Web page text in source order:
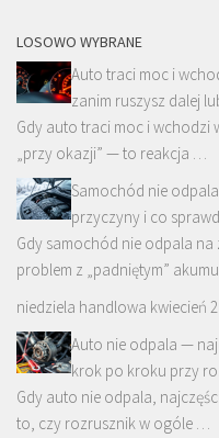
LOSOWO WYBRANE
Auto traci moc i
zanim ruszysz dalej
Gdy auto traci moc i
„przy okazji” — to reakcja …
Samochód nie
przyczyny i co
Gdy samochód nie odpala
problem z „padniętym”
niedziela handlowa kwiecień
Auto nie odpala —
krok po kroku przy
Gdy auto nie odpala,
to, czy rozrusznik w ogóle …